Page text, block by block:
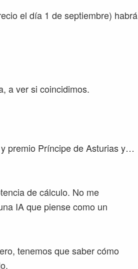
el día 1 de septiembre) habrá
a ver si coincidimos.
premio Príncipe de Asturias y…
de cálculo. No me
IA que piense como un
tenemos que saber cómo